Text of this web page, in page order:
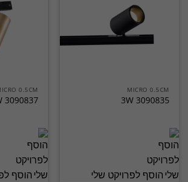
MICRO 0.5CM
3090835 3W
הוסף לפרויקט שלי
0.5CM
3090837 5W
הוסף